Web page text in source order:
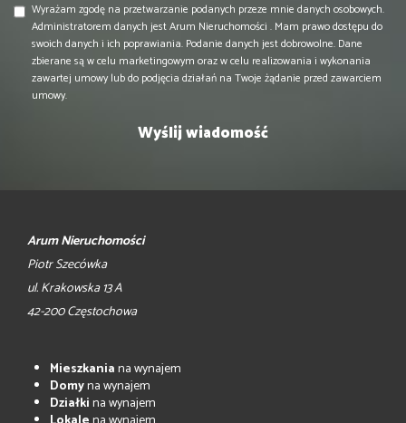
Wyrażam zgodę na przetwarzanie podanych przeze mnie danych osobowych.
Administratorem danych jest Arum Nieruchomości . Mam prawo dostępu do
swoich danych i ich poprawiania. Podanie danych jest dobrowolne. Dane
zbierane są w celu marketingowym oraz w celu realizowania i wykonania
zawartej umowy lub do podjęcia działań na Twoje żądanie przed zawarciem
umowy.
Arum Nieruchomości
Piotr Szecówka
ul. Krakowska 13 A
42-200 Częstochowa
Mieszkaniana wynajem
Domyna wynajem
Działkina wynajem